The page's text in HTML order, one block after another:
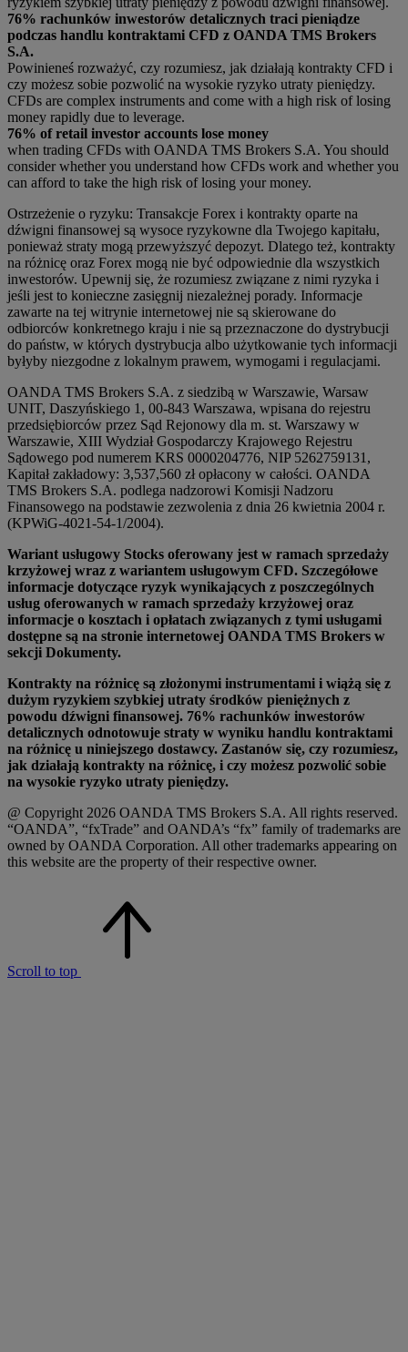
76% rachunków inwestorów detalicznych traci pieniądze
podczas handlu kontraktami CFD z OANDA TMS Brokers
S.A.
Powinieneś rozważyć, czy rozumiesz, jak działają kontrakty CFD i
czy możesz sobie pozwolić na wysokie ryzyko utraty pieniędzy.
CFDs are complex instruments and come with a high risk of losing
money rapidly due to leverage.
76% of retail investor accounts lose money
when trading CFDs with OANDA TMS Brokers S.A. You should
consider whether you understand how CFDs work and whether you
can afford to take the high risk of losing your money.
Ostrzeżenie o ryzyku: Transakcje Forex i kontrakty oparte na
dźwigni finansowej są wysoce ryzykowne dla Twojego kapitału,
ponieważ straty mogą przewyższyć depozyt. Dlatego też, kontrakty
na różnicę oraz Forex mogą nie być odpowiednie dla wszystkich
inwestorów. Upewnij się, że rozumiesz związane z nimi ryzyka i
jeśli jest to konieczne zasięgnij niezależnej porady. Informacje
zawarte na tej witrynie internetowej nie są skierowane do
odbiorców konkretnego kraju i nie są przeznaczone do dystrybucji
do państw, w których dystrybucja albo użytkowanie tych informacji
byłyby niezgodne z lokalnym prawem, wymogami i regulacjami.
OANDA TMS Brokers S.A. z siedzibą w Warszawie, Warsaw
UNIT, Daszyńskiego 1, 00-843 Warszawa, wpisana do rejestru
przedsiębiorców przez Sąd Rejonowy dla m. st. Warszawy w
Warszawie, XIII Wydział Gospodarczy Krajowego Rejestru
Sądowego pod numerem KRS 0000204776, NIP 5262759131,
Kapitał zakładowy: 3,537,560 zł opłacony w całości. OANDA
TMS Brokers S.A. podlega nadzorowi Komisji Nadzoru
Finansowego na podstawie zezwolenia z dnia 26 kwietnia 2004 r.
(KPWiG-4021-54-1/2004).
Wariant usługowy Stocks oferowany jest w ramach sprzedaży
krzyżowej wraz z wariantem usługowym CFD. Szczegółowe
informacje dotyczące ryzyk wynikających z poszczególnych
usług oferowanych w ramach sprzedaży krzyżowej oraz
informacje o kosztach i opłatach związanych z tymi usługami
dostępne są na stronie internetowej OANDA TMS Brokers w
sekcji Dokumenty.
Kontrakty na różnicę są złożonymi instrumentami i wiążą się z
dużym ryzykiem szybkiej utraty środków pieniężnych z
powodu dźwigni finansowej. 76% rachunków inwestorów
detalicznych odnotowuje straty w wyniku handlu kontraktami
na różnicę u niniejszego dostawcy. Zastanów się, czy rozumiesz,
jak działają kontrakty na różnicę, i czy możesz pozwolić sobie
na wysokie ryzyko utraty pieniędzy.
@ Copyright 2026 OANDA TMS Brokers S.A. All rights reserved.
“OANDA”, “fxTrade” and OANDA’s “fx” family of trademarks are
owned by OANDA Corporation. All other trademarks appearing on
this website are the property of their respective owner.
Scroll to top